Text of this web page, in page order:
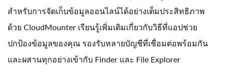
สำหรับการจัดเก็บข้อมูลออนไลน์ได้อย่างเต็มประสิทธิภาพ
ด้วย CloudMounter เรียนรู้เพิ่มเติมเกี่ยวกับวิธีที่แอปช่วย
ปกป้องข้อมูลของคุณ รองรับหลายบัญชีที่เชื่อมต่อพร้อมกัน
และผสานทุกอย่างเข้ากับ Finder และ File Explorer